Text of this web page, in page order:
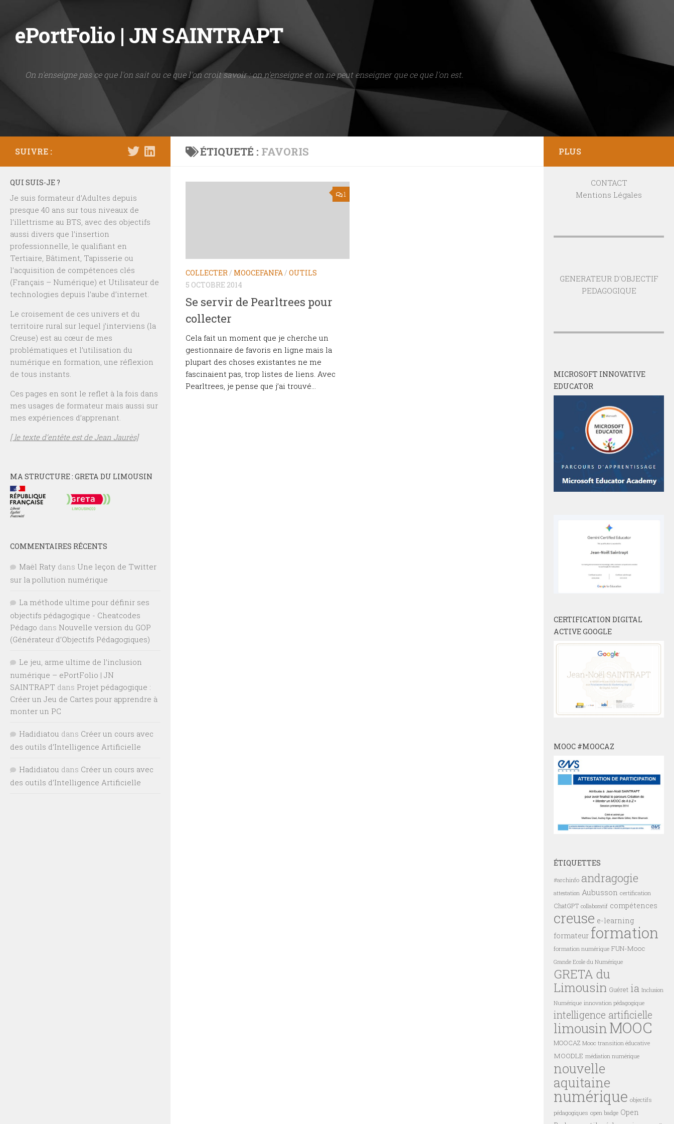
Skip to content
ePortFolio | JN SAINTRAPT
On n'enseigne pas ce que l'on sait ou ce que l'on croit savoir : on n'enseigne et on ne peut enseigner que ce que l'on est.
ÉTIQUETÉ : FAVORIS
1
COLLECTER/ MOOCEFANFA/ OUTILS
5 OCTOBRE 2014
Se servir de Pearltrees pour
collecter
Cela fait un moment que je cherche un
gestionnaire de favoris en ligne mais la
plupart des choses existantes ne me
fascinaient pas, trop listes de liens. Avec
Pearltrees, je pense que j’ai trouvé...
SUIVRE :
QUI SUIS-JE ?
Je suis formateur d’Adultes depuis
presque 40 ans sur tous niveaux de
l’illettrisme au BTS, avec des objectifs
aussi divers que l’insertion
professionnelle, le qualifiant en
Tertiaire, Bâtiment, Tapisserie ou
l’acquisition de compétences clés
(Français – Numérique) et Utilisateur de
technologies depuis l’aube d’internet.
Le croisement de ces univers et du
territoire rural sur lequel j’interviens (la
Creuse) est au cœur de mes
problématiques et l’utilisation du
numérique en formation, une réflexion
de tous instants.
Ces pages en sont le reflet à la fois dans
mes usages de formateur mais aussi sur
mes expériences d’apprenant.
[ le texte d’entête est de Jean Jaurès]
MA STRUCTURE : GRETA DU LIMOUSIN
COMMENTAIRES RÉCENTS
Maël Raty dans Une leçon de Twitter
sur la pollution numérique
La méthode ultime pour définir ses
objectifs pédagogique - Cheatcodes
Pédago dans Nouvelle version du GOP
(Générateur d’Objectifs Pédagogiques)
Le jeu, arme ultime de l’inclusion
numérique – ePortFolio | JN
SAINTRAPT dans Projet pédagogique :
Créer un Jeu de Cartes pour apprendre à
monter un PC
Hadidiatou dans Créer un cours avec
des outils d’Intelligence Artificielle
Hadidiatou dans Créer un cours avec
des outils d’Intelligence Artificielle
PLUS
CONTACT
Mentions Légales
GENERATEUR D'OBJECTIF
PEDAGOGIQUE
MICROSOFT INNOVATIVE
EDUCATOR
CERTIFICATION DIGITAL
ACTIVE GOOGLE
MOOC #MOOCAZ
ÉTIQUETTES
#archinfo andragogie
attestation Aubusson certification
ChatGPT collaboratif compétences
creuse e-learning
formateur formation
formation numérique FUN-Mooc
Grande Ecole du Numérique
GRETA du
Limousin Guéret ia Inclusion
Numérique innovation pédagogique
intelligence artificielle
limousin MOOC
MOOCAZ Mooc transition éducative
MOODLE médiation numérique
nouvelle
aquitaine
numérique objectifs
pédagogiques open badge Open